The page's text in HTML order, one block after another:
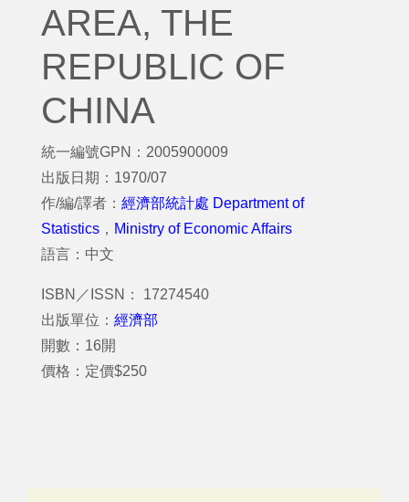
AREA, THE
REPUBLIC OF
CHINA
統一編號GPN：2005900009
出版日期：1970/07
作/編/譯者： 經濟部統計處 Department of
Statistics ， Ministry of Economic Affairs
語言：中文
ISBN／ISSN： 17274540
出版單位： 經濟部
開數：16開
價格：定價$250